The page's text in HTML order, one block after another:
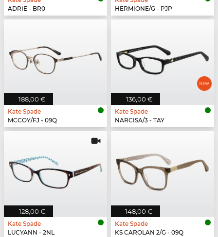
ADRIE - BR0
HERMIONE/G - PJP
188,00 €
Kate Spade
MCCOY/FJ - 09Q
136,00 €
Kate Spade
NARCISA/3 - TAY
128,00 €
Kate Spade
LUCYANN - 2NL
148,00 €
Kate Spade
KS CAROLAN 2/G - 09Q